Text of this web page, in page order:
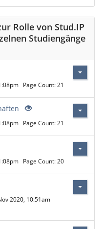
Rolle von Stud.IP
Studiengänge
Page Count: 21
Page Count: 21
Page Count: 20
2020, 10:51am